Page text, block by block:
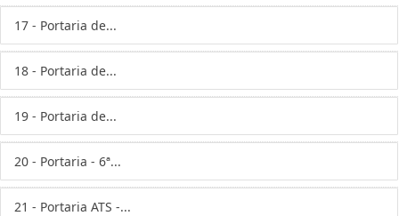
17 - Portaria de...
18 - Portaria de...
19 - Portaria de...
20 - Portaria - 6ª...
21 - Portaria ATS -...